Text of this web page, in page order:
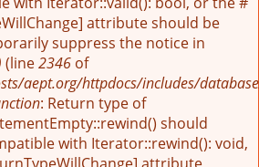
attribute should be
suppress the notice in
(line2346 of
aept.org/httpdocs/includes/
: Return type of
should
with Iterator::rewind(): void,